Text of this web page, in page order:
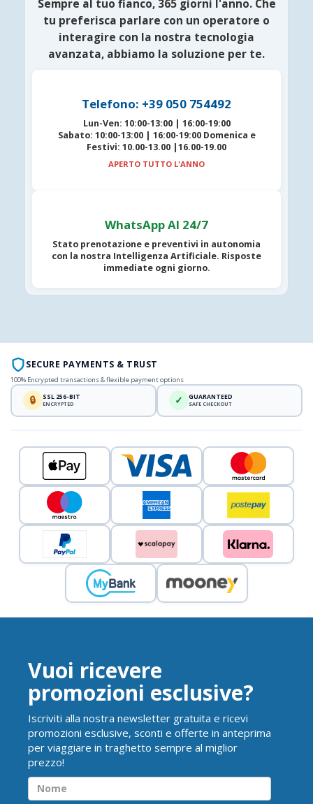
Sempre al tuo fianco, 365 giorni l'anno. Che
tu preferisca parlare con un operatore o
interagire con la nostra tecnologia
avanzata, abbiamo la soluzione per te.
Telefono: +39 050 754492
Lun-Ven: 10:00-13:00 | 16:00-19:00
Sabato: 10:00-13:00 | 16:00-19:00 Domenica e
Festivi: 10.00-13.00 |16.00-19.00
APERTO TUTTO L'ANNO
WhatsApp AI 24/7
Stato prenotazione e preventivi in autonomia
con la nostra Intelligenza Artificiale. Risposte
immediate ogni giorno.
SECURE PAYMENTS & TRUST
100% Encrypted transactions & flexible payment options
🔒 SSL 256-BIT
ENCRYPTED ✓ GUARANTEED
SAFE CHECKOUT
Vuoi ricevere
promozioni esclusive?
Iscriviti alla nostra newsletter gratuita e ricevi
promozioni esclusive, sconti e offerte in anteprima
per viaggiare in traghetto sempre al miglior
prezzo!